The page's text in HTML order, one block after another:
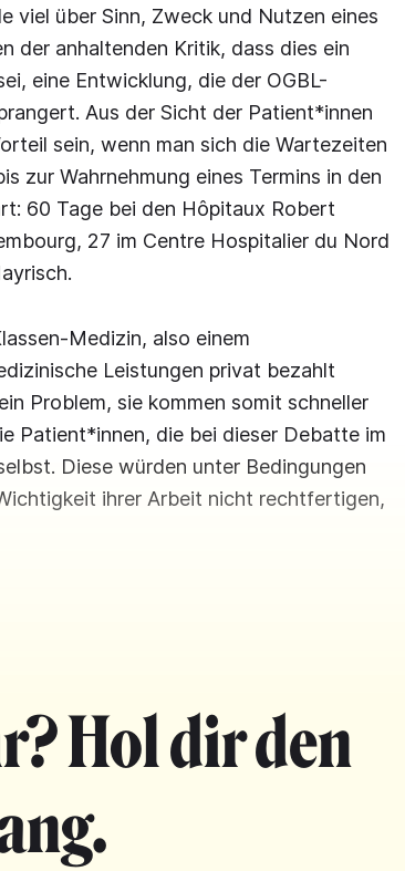
viel über Sinn, Zweck und Nutzen eines
der anhaltenden Kritik, dass dies ein
eine Entwicklung, die der OGBL-
Aus der Sicht der Patient*innen
sein, wenn man sich die Wartezeiten
zur Wahrnehmung eines Termins in den
60 Tage bei den Hôpitaux Robert
27 im Centre Hospitalier du Nord
Medizin, also einem
Leistungen privat bezahlt
Problem, sie kommen somit schneller
Patient*innen, die bei dieser Debatte im
Diese würden unter Bedingungen
ihrer Arbeit nicht rechtfertigen,
Hol dir den